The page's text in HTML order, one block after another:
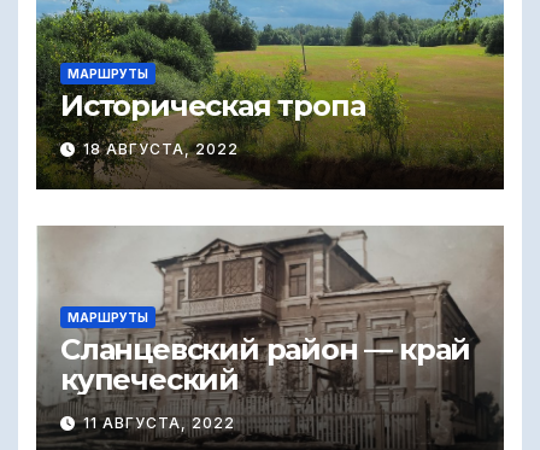
МАРШРУТЫ
Историческая тропа
18 АВГУСТА, 2022
МАРШРУТЫ
Сланцевский район — край
купеческий
11 АВГУСТА, 2022